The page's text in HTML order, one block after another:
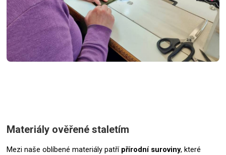
Materiály ověřené staletím
Mezi naše oblíbené materiály patří přírodní suroviny, které